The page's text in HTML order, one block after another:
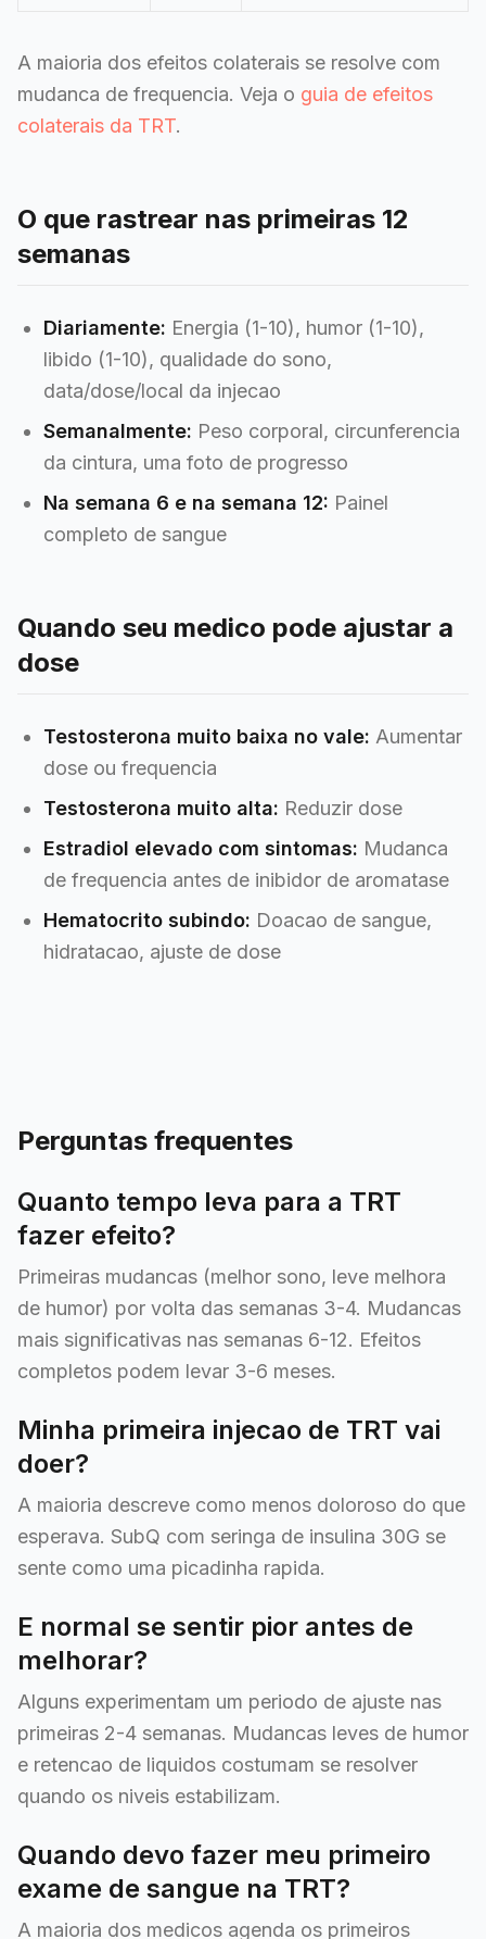
A maioria dos efeitos colaterais se resolve com
mudanca de frequencia. Veja o guia de efeitos
colaterais da TRT.
O que rastrear nas primeiras 12
semanas
Diariamente: Energia (1-10), humor (1-10),
libido (1-10), qualidade do sono,
data/dose/local da injecao
Semanalmente: Peso corporal, circunferencia
da cintura, uma foto de progresso
Na semana 6 e na semana 12: Painel
completo de sangue
Quando seu medico pode ajustar a
dose
Testosterona muito baixa no vale: Aumentar
dose ou frequencia
Testosterona muito alta: Reduzir dose
Estradiol elevado com sintomas: Mudanca
de frequencia antes de inibidor de aromatase
Hematocrito subindo: Doacao de sangue,
hidratacao, ajuste de dose
Perguntas frequentes
Quanto tempo leva para a TRT
fazer efeito?
Primeiras mudancas (melhor sono, leve melhora
de humor) por volta das semanas 3-4. Mudancas
mais significativas nas semanas 6-12. Efeitos
completos podem levar 3-6 meses.
Minha primeira injecao de TRT vai
doer?
A maioria descreve como menos doloroso do que
esperava. SubQ com seringa de insulina 30G se
sente como uma picadinha rapida.
E normal se sentir pior antes de
melhorar?
Alguns experimentam um periodo de ajuste nas
primeiras 2-4 semanas. Mudancas leves de humor
e retencao de liquidos costumam se resolver
quando os niveis estabilizam.
Quando devo fazer meu primeiro
exame de sangue na TRT?
A maioria dos medicos agenda os primeiros